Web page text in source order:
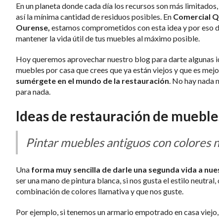
En un planeta donde cada día los recursos son más
así la mínima cantidad de residuos posibles. En Comercial
Ourense, estamos comprometidos con esta idea y por eso
mantener la vida útil de tus muebles al máximo posible.
Hoy queremos aprovechar nuestro blog para darte algunas
muebles por casa que crees que ya están viejos y que es
sumérgete en el mundo de la restauración . No hay
para nada.
Ideas de restauración de
Pintar muebles antiguos con colores
Una forma muy sencilla de darle una segunda vida a
ser una mano de pintura blanca, si nos gusta el estilo
combinación de colores llamativa y que nos guste.
Por ejemplo, si tenemos un armario empotrado en casa